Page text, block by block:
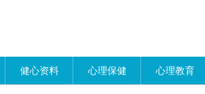
健心资料 心理保健 心理教育